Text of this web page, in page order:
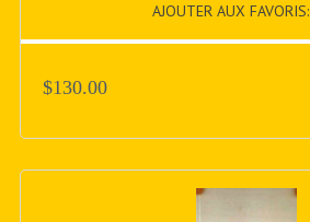
AJOUTER AUX FAVORIS:
$130.00